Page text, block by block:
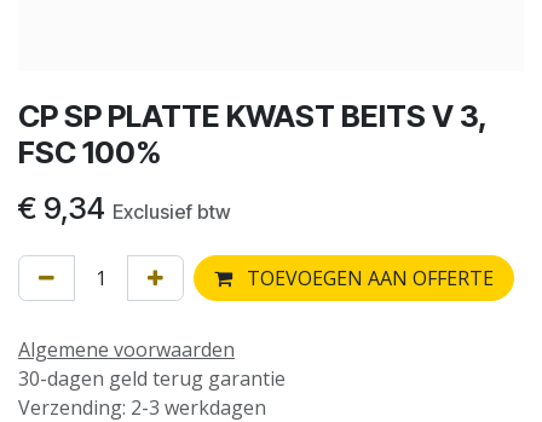
CP SP PLATTE KWAST BEITS V 3,
FSC 100%
€ 9,34 Exclusief btw
TOEVOEGEN AAN OFFERTE
Algemene voorwaarden
30-dagen geld terug garantie
Verzending: 2-3 werkdagen